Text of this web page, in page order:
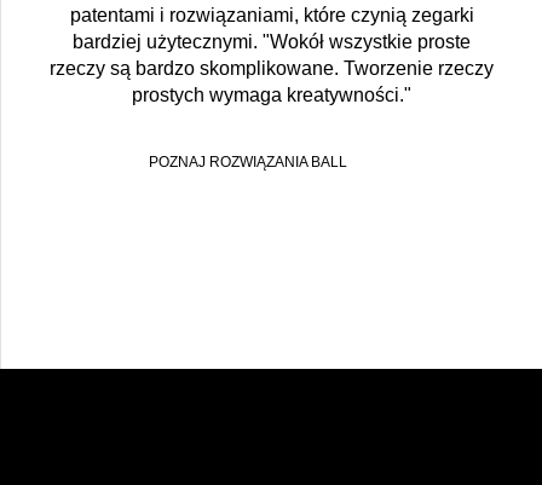
patentami i rozwiązaniami, które czynią zegarki
bardziej użytecznymi. "Wokół wszystkie proste
rzeczy są bardzo skomplikowane. Tworzenie rzeczy
prostych wymaga kreatywności."
POZNAJ ROZWIĄZANIA BALL